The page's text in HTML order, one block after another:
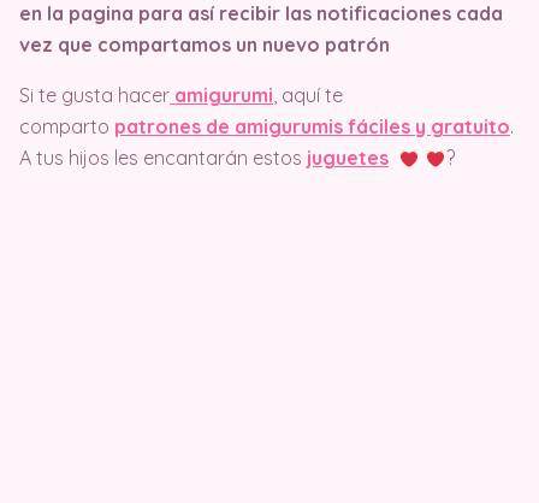
en la pagina para así recibir las notificaciones cada
vez que compartamos un nuevo patrón
Si te gusta hacer amigurumi, aquí te
comparto patrones de amigurumis fáciles y gratuito.
A tus hijos les encantarán estos juguetes ?